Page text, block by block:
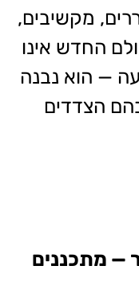
מקשיבים,
החדש אינו
— הוא נבנה
הצדדים
— מתכננים